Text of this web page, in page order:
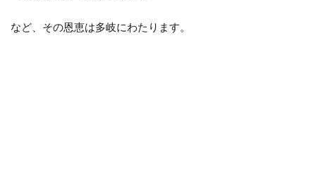
など、その恩恵は多岐にわたります。